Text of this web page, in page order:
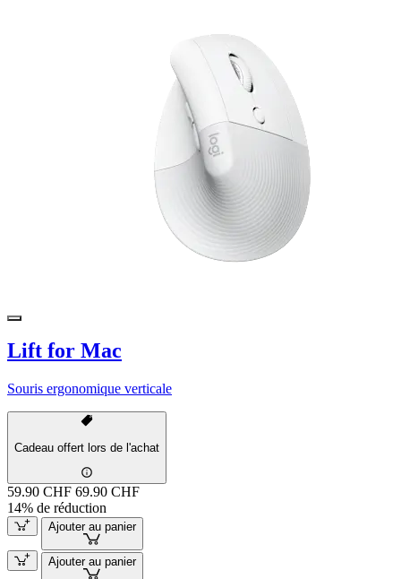
Lift for Mac
Souris ergonomique verticale
Cadeau offert lors de l'achat
59.90 CHF 69.90 CHF
14% de réduction
Ajouter au panier
Ajouter au panier